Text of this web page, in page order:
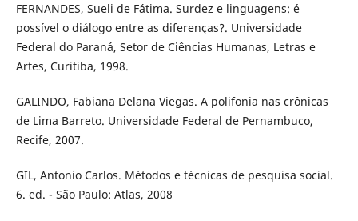
FERNANDES, Sueli de Fátima. Surdez e linguagens: é
possível o diálogo entre as diferenças?. Universidade
Federal do Paraná, Setor de Ciências Humanas, Letras e
Artes, Curitiba, 1998.
GALINDO, Fabiana Delana Viegas. A polifonia nas crônicas
de Lima Barreto. Universidade Federal de Pernambuco,
Recife, 2007.
GIL, Antonio Carlos. Métodos e técnicas de pesquisa social.
6. ed. - São Paulo: Atlas, 2008